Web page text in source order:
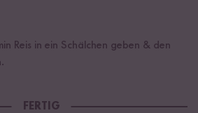
Reis in ein Schälchen geben & den
FERTIG